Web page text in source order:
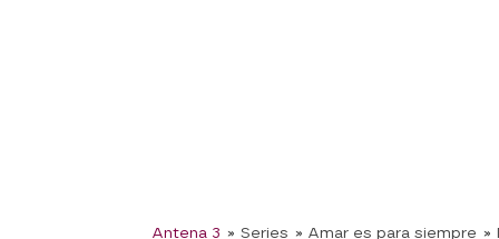
Antena 3 » Series » Amar es para siempre »